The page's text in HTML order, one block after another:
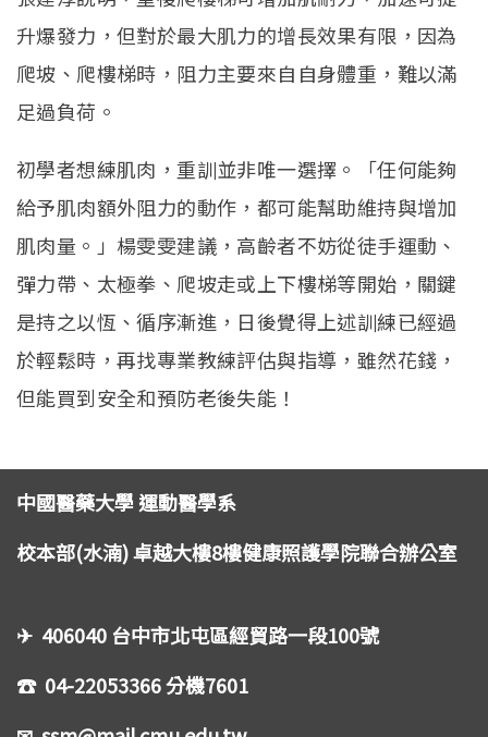
升爆發力，但對於最大肌力的增長效果有限，因為
爬坡、爬樓梯時，阻力主要來自自身體重，難以滿
足過負荷。
初學者想練肌肉，重訓並非唯一選擇。「任何能夠
給予肌肉額外阻力的動作，都可能幫助維持與增加
肌肉量。」楊雯雯建議，高齡者不妨從徒手運動、
彈力帶、太極拳、爬坡走或上下樓梯等開始，關鍵
是持之以恆、循序漸進，日後覺得上述訓練已經過
於輕鬆時，再找專業教練評估與指導，雖然花錢，
但能買到安全和預防老後失能！
中國醫藥大學 運動醫學系
校本部(水湳) 卓越大樓8樓健康照護學院聯合辦公室
✈ 406040 台中市北屯區經貿路一段100號
☎ 04-22053366 分機7601